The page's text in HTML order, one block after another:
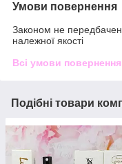
Умови повернення
Законом не
належної якості
Всі умови повернення
Подібні товари